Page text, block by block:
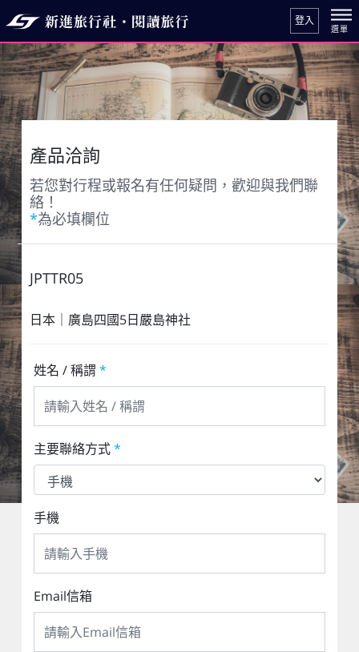
登入
產品洽詢
若您對行程或報名有任何疑問，歡迎與我們聯
絡！
*為必填欄位
JPTTR05
日本｜廣島四國5日嚴島神社
姓名 / 稱謂 *
主要聯絡方式*
手機
Email信箱